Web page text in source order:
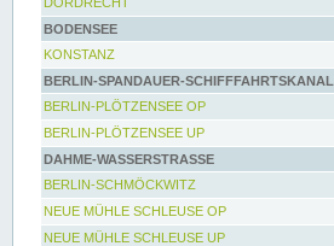
BODENSEE
KONSTANZ
BERLIN-SPANDAUER-SCHIFFFAHRTSKANAL
BERLIN-PLÖTZENSEE OP
BERLIN-PLÖTZENSEE UP
DAHME-WASSERSTRASSE
BERLIN-SCHMÖCKWITZ
NEUE MÜHLE SCHLEUSE OP
NEUE MÜHLE SCHLEUSE UP